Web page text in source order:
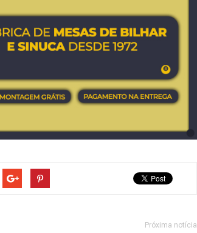
Próxima notícia